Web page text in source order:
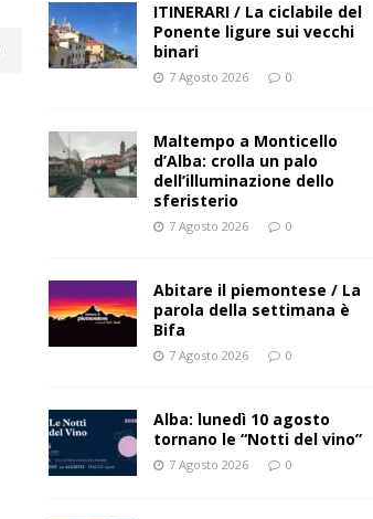
ITINERARI / La ciclabile del
Ponente ligure sui vecchi
binari
7 Agosto 2026 0
Maltempo a Monticello
d’Alba: crolla un palo
dell’illuminazione dello
sferisterio
7 Agosto 2026 0
Abitare il piemontese / La
parola della settimana è
Bifa
7 Agosto 2026 0
Alba: lunedì 10 agosto
tornano le “Notti del vino”
7 Agosto 2026 0